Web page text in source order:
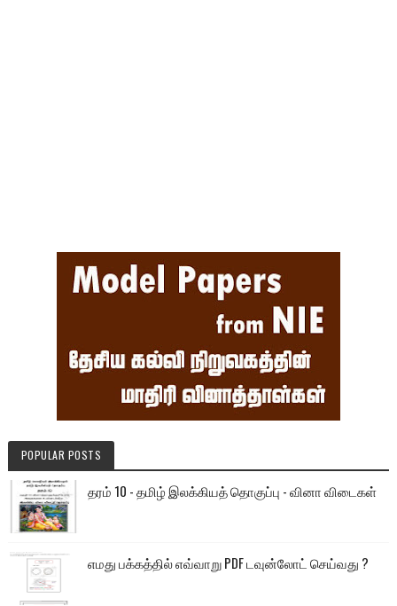
POPULAR POSTS
தரம் 10 - தமிழ் இலக்கியத் தொகுப்பு - வினா விடைகள்
எமது பக்கத்தில் எவ்வாறு PDF டவுன்லோட் செய்வது ?